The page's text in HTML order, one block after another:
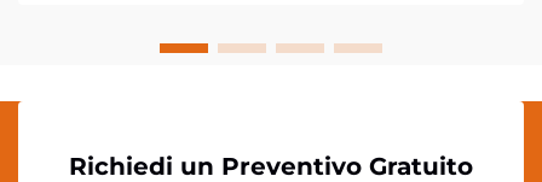
Richiedi un Preventivo Gratuito